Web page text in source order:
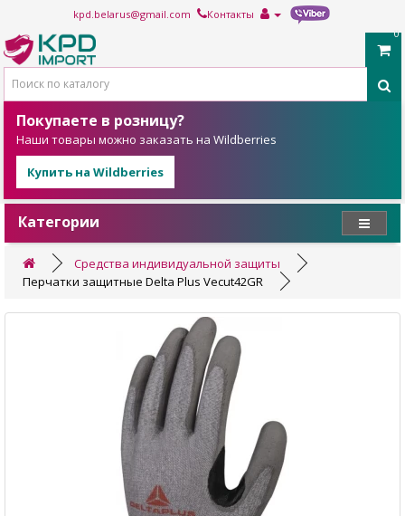
kpd.belarus@gmail.com
Контакты
0
Покупаете в розницу?
Наши товары можно заказать на Wildberries
Купить на Wildberries
Категории
Средства индивидуальной защиты
Перчатки защитные Delta Plus Vecut42GR